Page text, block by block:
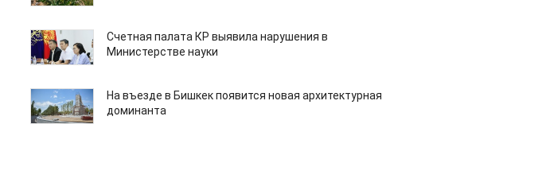
Счетная палата КР выявила нарушения в
Министерстве науки
На въезде в Бишкек появится новая архитектурная
доминанта